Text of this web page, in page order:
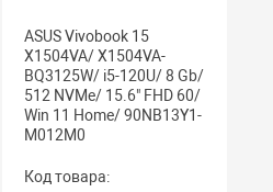
ASUS Vivobook 15
X1504VA/ X1504VA-
BQ3125W/ i5-120U/ 8 Gb/
512 NVMe/ 15.6" FHD 60/
Win 11 Home/ 90NB13Y1-
M012M0
Код товара: